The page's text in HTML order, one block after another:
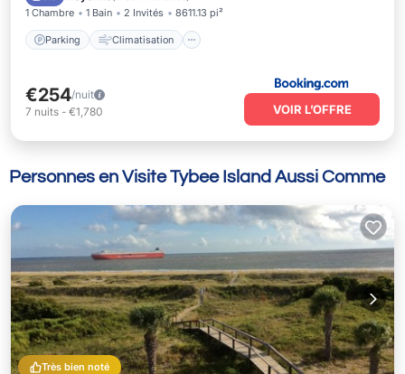
1 Chambre 1 Bain 2 Invités 8611.13 pi²
Parking Climatisation
€254/nuit
7 nuits - €1,780 VOIR L’OFFRE
Personnes en Visite Tybee Island Aussi Comme
Très bien noté